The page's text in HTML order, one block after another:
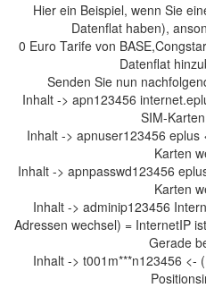
Hier ein Beispiel, wenn Sie
Datenflat haben),
0 Euro Tarife von
Datenflat
Senden Sie nun
Inhalt -> apn123456
SIM-
Inhalt -> apnuser123456
Karten
Inhalt -> apnpasswd123456
Karten
Inhalt -> adminip123456
Adressen wechsel) = InternetIP
Gerade
Inhalt -> t001m***n123456 <-